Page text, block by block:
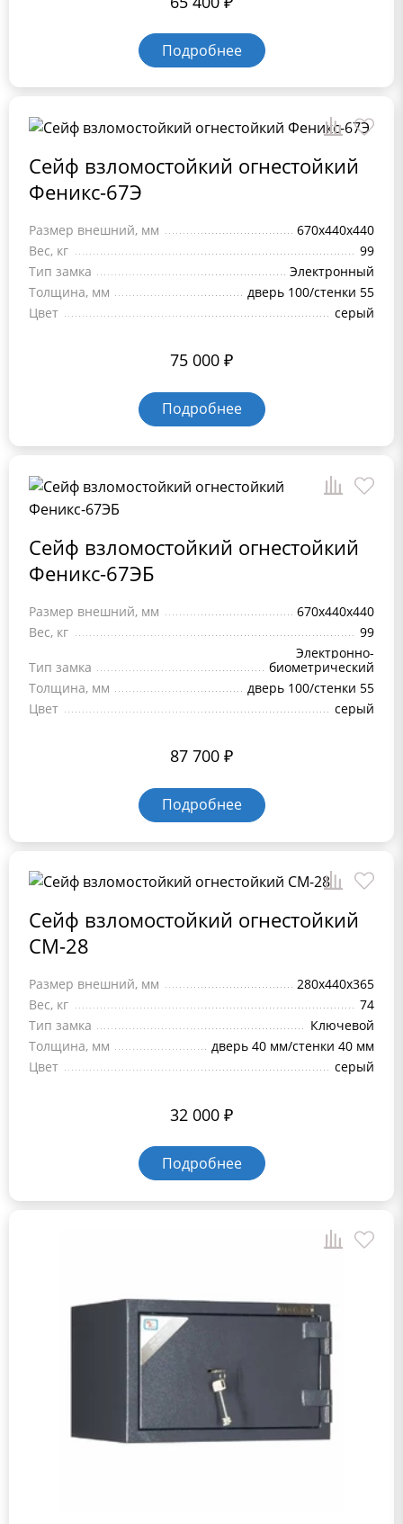
Подробнее
Сейф взломостойкий огнестойкий
Феникс-67Э
Размер внешний, мм
670х440х440
Вес, кг
99
Тип замка
Электронный
Толщина, мм
дверь 100/стенки 55
Цвет
серый
75 000 ₽
Подробнее
Сейф взломостойкий огнестойкий
Феникс-67ЭБ
Размер внешний, мм
670х440х440
Вес, кг
99
Тип замка
Электронно-
биометрический
Толщина, мм
дверь 100/стенки 55
Цвет
серый
87 700 ₽
Подробнее
Сейф взломостойкий огнестойкий
СМ-28
Размер внешний, мм
280x440x365
Вес, кг
74
Тип замка
Ключевой
Толщина, мм
дверь 40 мм/стенки 40 мм
Цвет
серый
32 000 ₽
Подробнее